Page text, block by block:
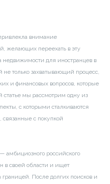
внимание
желающих переехать в эту
недвижимости для иностранцев в
только захватывающий процесс,
и финансовых вопросов, которые
статье мы рассмотрим одну из
с которыми сталкиваются
с покупкой
амбициозного российского
в своей области и ищет
границей. После долгих поисков и